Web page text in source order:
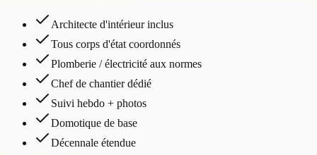
Architecte d'intérieur inclus
Tous corps d'état coordonnés
Plomberie / électricité aux normes
Chef de chantier dédié
Suivi hebdo + photos
Domotique de base
Décennale étendue